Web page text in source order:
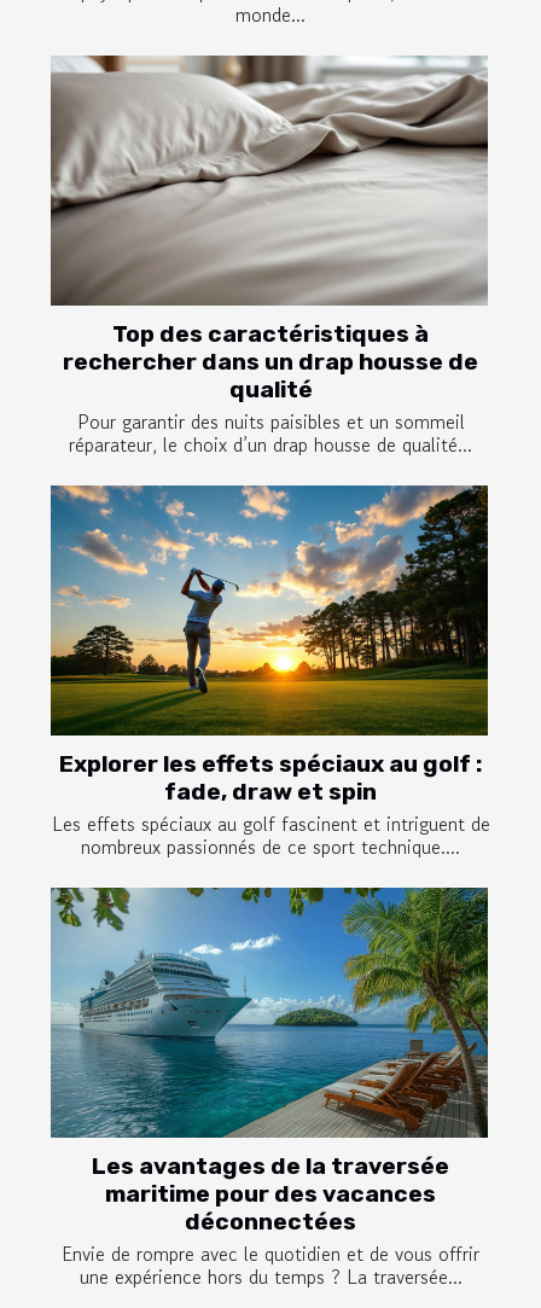
monde...
Top des caractéristiques à
rechercher dans un drap housse de
qualité
Pour garantir des nuits paisibles et un sommeil
réparateur, le choix d’un drap housse de qualité...
Explorer les effets spéciaux au golf :
fade, draw et spin
Les effets spéciaux au golf fascinent et intriguent de
nombreux passionnés de ce sport technique....
Les avantages de la traversée
maritime pour des vacances
déconnectées
Envie de rompre avec le quotidien et de vous offrir
une expérience hors du temps ? La traversée...